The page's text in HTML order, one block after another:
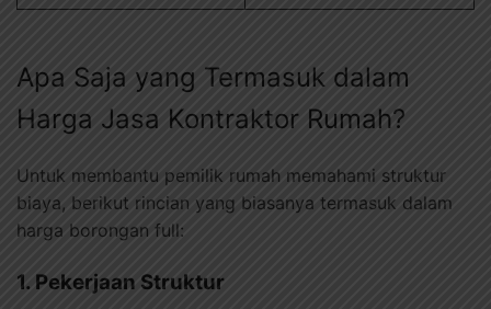
Apa Saja yang Termasuk dalam
Harga Jasa Kontraktor Rumah?
Untuk membantu pemilik rumah memahami struktur
biaya, berikut rincian yang biasanya termasuk dalam
harga borongan full:
1. Pekerjaan Struktur